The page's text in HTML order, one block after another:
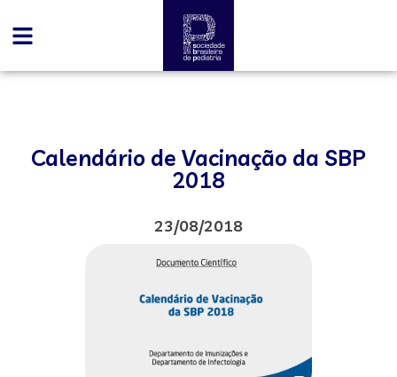
Calendário de Vacinação da SBP
2018
23/08/2018